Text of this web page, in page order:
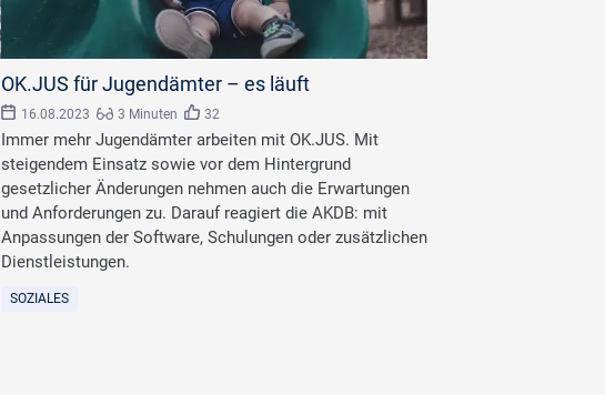
OK.JUS für Jugendämter – es läuft
16.08.2023 3 Minuten 32
Immer mehr Jugendämter arbeiten mit OK.JUS. Mit
steigendem Einsatz sowie vor dem Hintergrund
gesetzlicher Änderungen nehmen auch die Erwartungen
und Anforderungen zu. Darauf reagiert die AKDB: mit
Anpassungen der Software, Schulungen oder zusätzlichen
Dienstleistungen.
SOZIALES